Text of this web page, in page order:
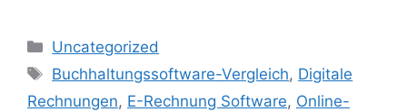
Kategorien
Uncategorized
Schlagwörter
Buchhaltungssoftware-Vergleich, Digitale
Rechnungen, E-Rechnung Software, Online-